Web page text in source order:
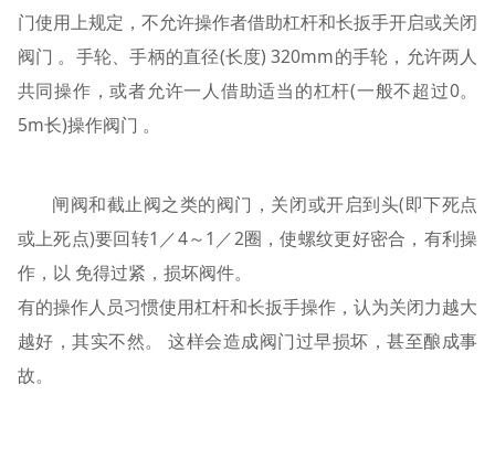
门使用上规定，不允许操作者借助杠杆和长扳手开启或关闭
阀门 。手轮、手柄的直径(长度) 320mm的手轮，允许两人
共同操作，或者允许一人借助适当的杠杆(一般不超过0。
5m长)操作阀门 。
闸阀和截止阀之类的阀门，关闭或开启到头(即下死点
或上死点)要回转1／4～1／2圈，使螺纹更好密合，有利操
作，以 免得过紧，损坏阀件。
有的操作人员习惯使用杠杆和长扳手操作，认为关闭力越大
越好，其实不然。 这样会造成阀门过早损坏，甚至酿成事
故。